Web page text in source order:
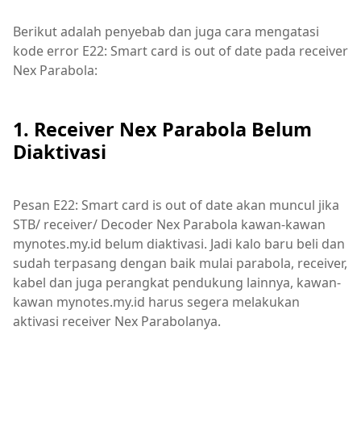
Berikut adalah penyebab dan juga cara mengatasi
kode error E22: Smart card is out of date pada receiver
Nex Parabola:
1. Receiver Nex Parabola Belum
Diaktivasi
Pesan E22: Smart card is out of date akan muncul jika
STB/ receiver/ Decoder Nex Parabola kawan-kawan
mynotes.my.id belum diaktivasi. Jadi kalo baru beli dan
sudah terpasang dengan baik mulai parabola, receiver,
kabel dan juga perangkat pendukung lainnya, kawan-
kawan mynotes.my.id harus segera melakukan
aktivasi receiver Nex Parabolanya.